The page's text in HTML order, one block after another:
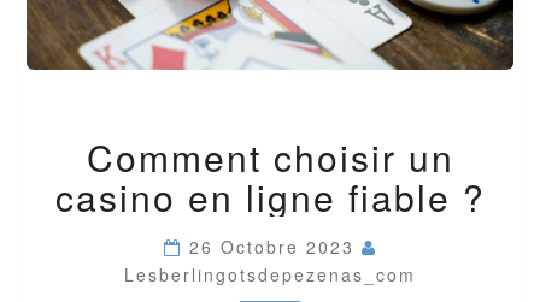
CHOISIR
UN
CASINO
EN
LIGNE
FIABLE
Comment choisir un
casino en ligne fiable ?
26 Octobre 2023
Lesberlingotsdepezenas_com